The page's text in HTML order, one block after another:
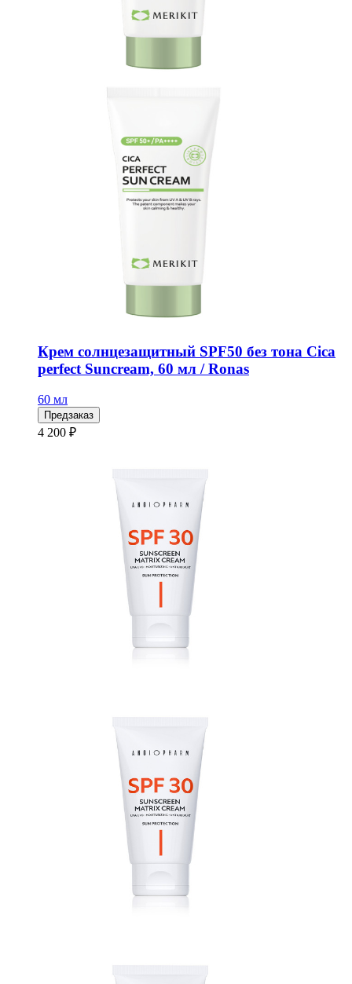
Крем солнцезащитный SPF50 без тона Cica
perfect Suncream, 60 мл / Ronas
60 мл
Предзаказ
4 200 ₽